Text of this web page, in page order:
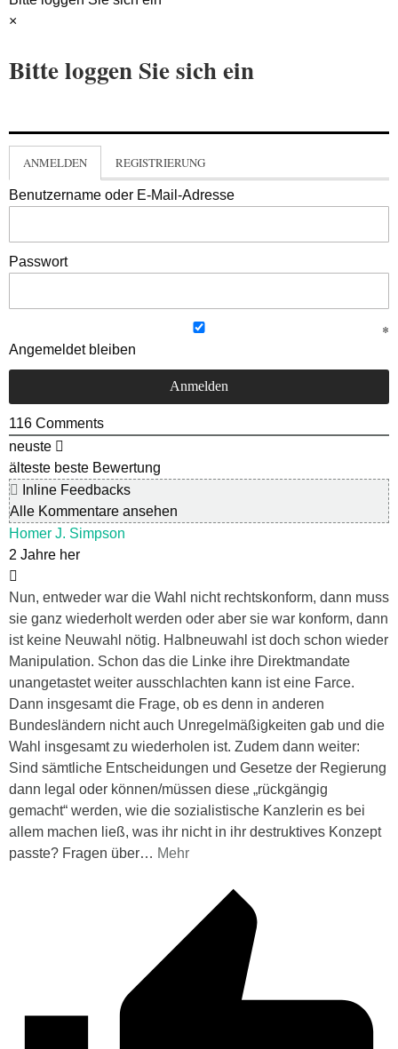
×
Bitte loggen Sie sich ein
ANMELDEN REGISTRIERUNG
Benutzername oder E-Mail-Adresse
Passwort
Angemeldet bleiben
116 Comments
neuste
älteste beste Bewertung
Inline Feedbacks
Alle Kommentare ansehen
Homer J. Simpson
2 Jahre her
Nun, entweder war die Wahl nicht rechtskonform, dann muss
sie ganz wiederholt werden oder aber sie war konform, dann
ist keine Neuwahl nötig. Halbneuwahl ist doch schon wieder
Manipulation. Schon das die Linke ihre Direktmandate
unangetastet weiter ausschlachten kann ist eine Farce.
Dann insgesamt die Frage, ob es denn in anderen
Bundesländern nicht auch Unregelmäßigkeiten gab und die
Wahl insgesamt zu wiederholen ist. Zudem dann weiter:
Sind sämtliche Entscheidungen und Gesetze der Regierung
dann legal oder können/müssen diese „rückgängig
gemacht“ werden, wie die sozialistische Kanzlerin es bei
allem machen ließ, was ihr nicht in ihr destruktives Konzept
passte? Fragen über… Mehr